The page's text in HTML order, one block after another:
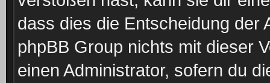
dass dies die Entscheidung der
phpBB Group nichts mit dieser
einen Administrator, sofern du